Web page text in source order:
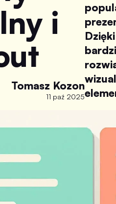
i
Tomasz Kozon
11 paź 2025